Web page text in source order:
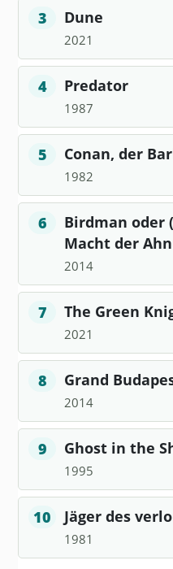
3 Dune
2021
4 Predator
1987
5 Conan, der
1982
6
Birdman oder
Macht der
2014
7 The Green
2021
8 Grand
2014
9 Ghost in the
1995
10 Jäger des
1981